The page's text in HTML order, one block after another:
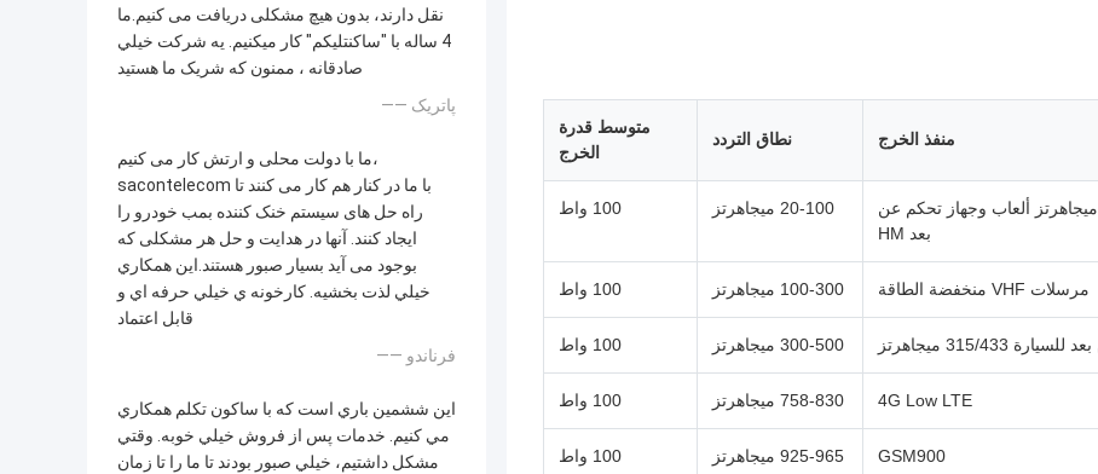
نقل دارند، بدون هیچ مشکلی دریافت می کنیم.ما
4 ساله با "ساکنتليکم" کار ميکنيم. يه شرکت خيلي
صادقانه ، ممنون که شريک ما هستيد
—— پاتريک
ما با دولت محلی و ارتش کار می کنیم،
sacontelecom با ما در کنار هم کار می کنند تا
راه حل های سیستم خنک کننده بمب خودرو را
ایجاد کنند. آنها در هدایت و حل هر مشکلی که
بوجود می آید بسیار صبور هستند.اين همکاري
خيلي لذت بخشيه. کارخونه ي خيلي حرفه اي و
قابل اعتماد
—— فرناندو
اين ششمين باري است که با ساكون تكلم همکاري
مي كنيم. خدمات پس از فروش خيلي خوبه. وقتي
مشكل داشتيم، خيلي صبور بودند تا ما را تا زمان
منفذ الخرج نطاق التردد
متوسط ​​قدرة
الخرج
27 ميجاهرتز، 35 ميجاهرتز، 41 ميجاهرتز، 72 ميجاهرتز ألعاب وجهاز تحكم عن
بعد HM
20-100 ميجاهرتز 100 واط
مرسلات VHF منخفضة الطاقة 100-300 ميجاهرتز 100 واط
433 ميجاهرتز 300-500 ميجاهرتز 100 واط
4G Low LTE 758-830 ميجاهرتز 100 واط
GSM900 925-965 ميجاهرتز 100 واط